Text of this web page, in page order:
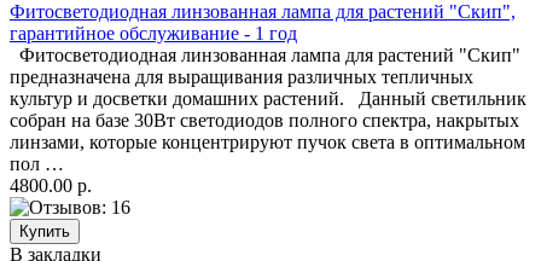
Фитосветодиодная линзованная лампа для растений "Скип",
гарантийное обслуживание - 1 год
Фитосветодиодная линзованная лампа для растений "Скип"
предназначена для выращивания различных тепличных
культур и досветки домашних растений. Данный светильник
собран на базе 30Вт светодиодов полного спектра, накрытых
линзами, которые концентрируют пучок света в оптимальном
пол …
4800.00 р.
В закладки